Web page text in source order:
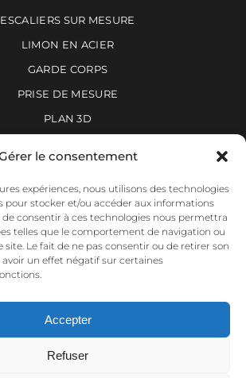
le consentement
expériences, nous utilisons des technologies
pour stocker et/ou accéder aux informations
de consentir à ces technologies nous permettra
telles que le comportement de navigation ou
site. Le fait de ne pas consentir ou de retirer son
un effet négatif sur certaines
Accepter
Refuser
ESCALIERS SUR MESURE
LIMON EN ACIER
GARDE CORPS
PRISE DE MESURE
PLAN 3D
RÉALISATIONS
L’ARTISTE
NOUS JOINDRE
de confidentialité
Politique de cookies
Demande de renseignements